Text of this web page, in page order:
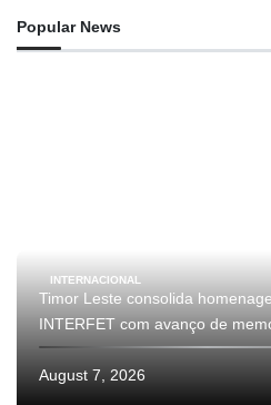
Popular News
INTERNACIONAL
Timor Leste consolida
INTERFET com avanço de
August 7, 2026